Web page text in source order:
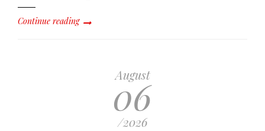
Continue reading
August
06
/2026